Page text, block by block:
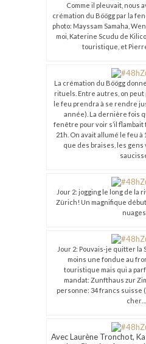
Comme il pleuvait, nous
crémation du Böögg par la
photo: Mayssam Samaha,
moi, Katerine Scudu de
touristique, et
La crémation du Böögg
rituels. Entre autres, on
le feu prendra à se rendre
année). La dernière fois
fenêtre pour voir s’il
21h. On avait allumé le feu
que des braises, les
Jour 2: jogging le long de la
Zürich! Un magnifique
nuages…
Jour 2: Pouvais-je quitter la
moins une fondue au
touristique mais qui a
mandat: Zunfthaus zur
personne: 34 francs suisse
cher…
Avec Laurène Tronchot,